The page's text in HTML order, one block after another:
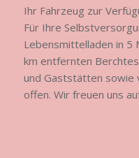
Ihr Fahrzeug zur
Für Ihre
Lebensmittelladen in 5
km entfernten
und Gaststätten sowie
offen. Wir freuen uns